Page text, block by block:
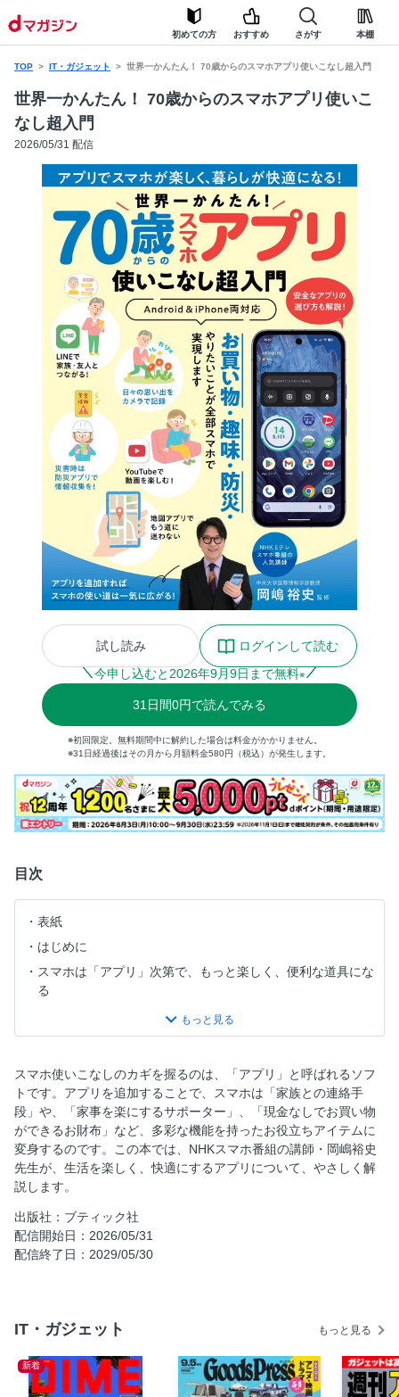
初めての方 おすすめ さがす 本棚
TOP IT・ガジェット 世界一かんたん！ 70歳からのスマホアプリ使いこなし超入門
世界一かんたん！ 70歳からのスマホアプリ使いこ
なし超入門
2026/05/31 配信
試し読み
ログインして読む
今申し込むと 2026年9月9日まで無料※
31 日間0円で読んでみる
※初回限定。無料期間中に解約した場合は料金がかかりません。
※31日経過後はその月から月額料金580円（税込）が発生します。
目次
表紙
はじめに
スマホは「アプリ」次第で、もっと楽しく、便利な道具にな
る
最初に身につけよう！アプリで行う基本操作
アプリの市場「アプリストア」の見方を知る
好みに合ったアプリをスマホに追加しよう！
アプリを最新の状態にして安全＆便利に使う
本誌のQRコードについて
第1章 家族や友人に連絡するアプリを使おう
Column 詐欺メッセージに注意しよう！
第2章 インターネットやカメラを使おう
Column スクリーンショットでメモいらず
第3章 アプリでお出かけや趣味を充実させよう
奥付
必見！アプリ整理整頓術
スマホ使いこなしのカギを握るのは、「アプリ」と呼ばれるソフ
トです。アプリを追加することで、スマホは「家族との連絡手
段」や、「家事を楽にするサポーター」、「現金なしでお買い物
ができるお財布」など、多彩な機能を持ったお役立ちアイテムに
変身するのです。この本では、NHKスマホ番組の講師・岡嶋裕史
先生が、生活を楽しく、快適にするアプリについて、やさしく解
説します。
出版社：ブティック社
配信開始日：2026/05/31
配信終了日：2029/05/30
IT・ガジェット もっと見る
新着